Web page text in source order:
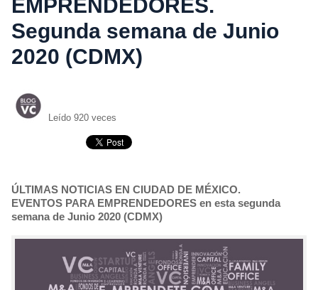
EMPRENDEDORES.
Segunda semana de Junio
2020 (CDMX)
Leído 920 veces
ÚLTIMAS NOTICIAS EN CIUDAD DE MÉXICO.
EVENTOS PARA EMPRENDEDORES en esta segunda
semana de Junio 2020 (CDMX)